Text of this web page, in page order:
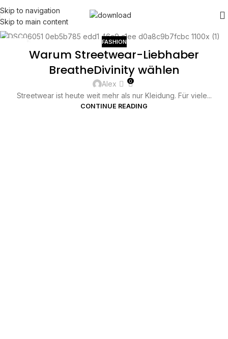
Skip to navigation
Skip to main content
FASHION
Warum Streetwear-Liebhaber
BreatheDivinity wählen
Alex 0
Streetwear ist heute weit mehr als nur Kleidung. Für viele...
CONTINUE READING